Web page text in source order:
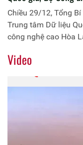
Chiều 29/12, Tổng
Trung tâm Dữ liệu
công nghệ cao Hòa
Video